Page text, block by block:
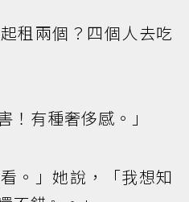
租兩個？四個人去吃
！有種奢侈感。」
。」她說，「我想知